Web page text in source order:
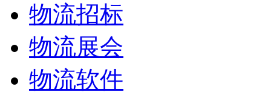
物流招标
物流展会
物流软件